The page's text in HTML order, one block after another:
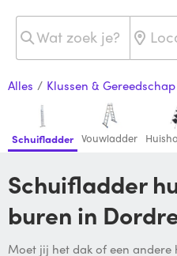
Alles / Klussen & Gereedschap
Schuifladder Vouwladder
Schuifladder huren van je
buren in
Moet jij het dak of een andere